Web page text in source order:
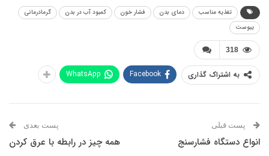
تغذیه مناسب دمای بدن فشار خون کمبود آب در بدن
گرمادرمانی
یبوست
318
به اشتراک گذاری Facebook
WhatsApp
پست قبلی
انواع دستگاه فشارسنج
پست بعدی
همه چیز در رابطه با عرق کردن